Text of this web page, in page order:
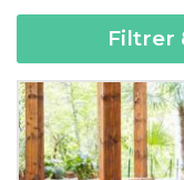
Filtrer